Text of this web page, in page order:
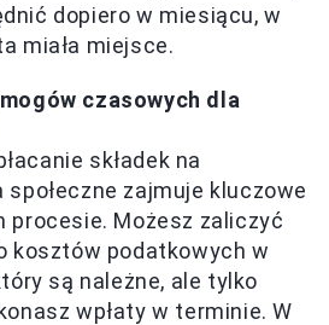
dopiero w miesiącu, w
miała miejsce.
czasowych dla
składek na
społeczne zajmuje kluczowe
procesie. Możesz zaliczyć
kosztów podatkowych w
są należne, ale tylko
wpłaty w terminie. W